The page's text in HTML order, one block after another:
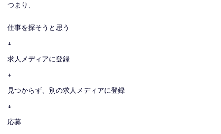
つまり、
仕事を探そうと思う
↓
求人メディアに登録
↓
見つからず、別の求人メディアに登録
↓
応募